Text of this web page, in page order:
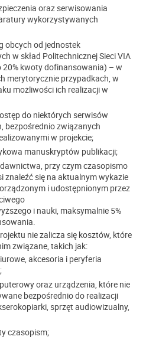
oraz serwisowania
wykorzystywanych
obcych od jednostek
w skład Politechnicznej Sieci VIA
20% kwoty dofinansowania) – w
merytorycznie przypadkach, w
możliwości ich realizacji w
do niektórych serwisów
bezpośrednio związanych
w projekcie;
manuskryptów publikacji;
przy czym czasopismo
znaleźć się na aktualnym wykazie
i udostępnionym przez
i nauki, maksymalnie 5%
nie zalicza się kosztów, które
związane, takich jak:
akcesoria i peryferia
oraz urządzenia, które nie
bezpośrednio do realizacji
sprzęt audiowizualny,
czasopism;